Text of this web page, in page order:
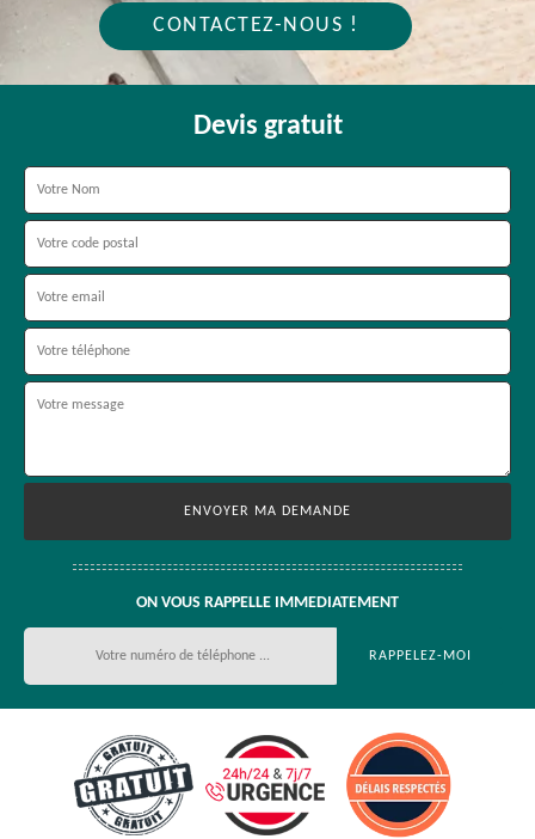
CONTACTEZ-NOUS !
Devis gratuit
ON VOUS RAPPELLE IMMEDIATEMENT